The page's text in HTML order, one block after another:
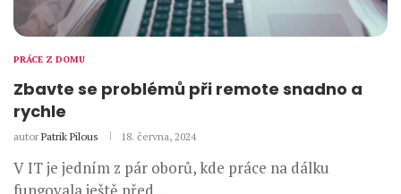
PRÁCE Z DOMU
Zbavte se problémů při remote snadno a
rychle
autor Patrik Pilous 18. června, 2024
V IT je jedním z pár oborů, kde práce na dálku
fungovala ještě před …